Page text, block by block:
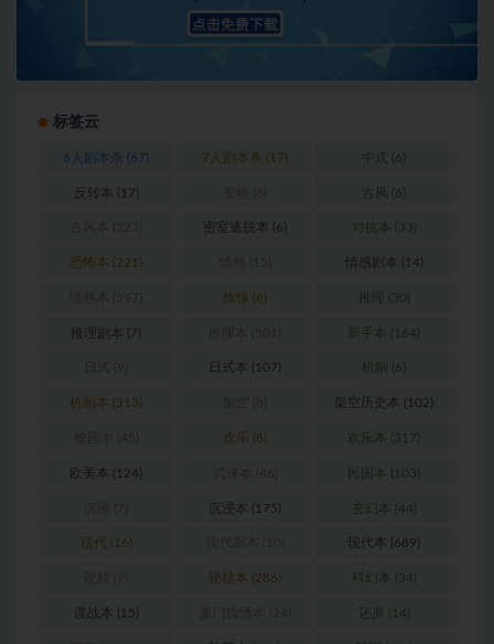
标签云
6人剧本杀 (67) 7人剧本杀 (17) 中式 (6)
反转本 (17) 古风 (6)
密室逃脱本 (6) 对抗本 (33)
恐怖本 (221) 情感剧本 (14)
惊悚 (8) 推理 (30)
推理剧本 (7) 新手本 (164)
日式本 (107) 机制 (6)
机制本 (313) 架空历史本 (102)
欢乐 (8) 欢乐本 (317)
欧美本 (124) 民国本 (103)
沉浸本 (175) 玄幻本 (44)
现代 (16) 现代本 (689)
硬核本 (286) 科幻本 (34)
谍战本 (15) 还原 (14)